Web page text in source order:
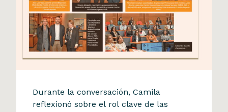
Diario Financiero
Camila Mohr participó en
Durante la conversación, Camila
reflexionó sobre el rol clave de las